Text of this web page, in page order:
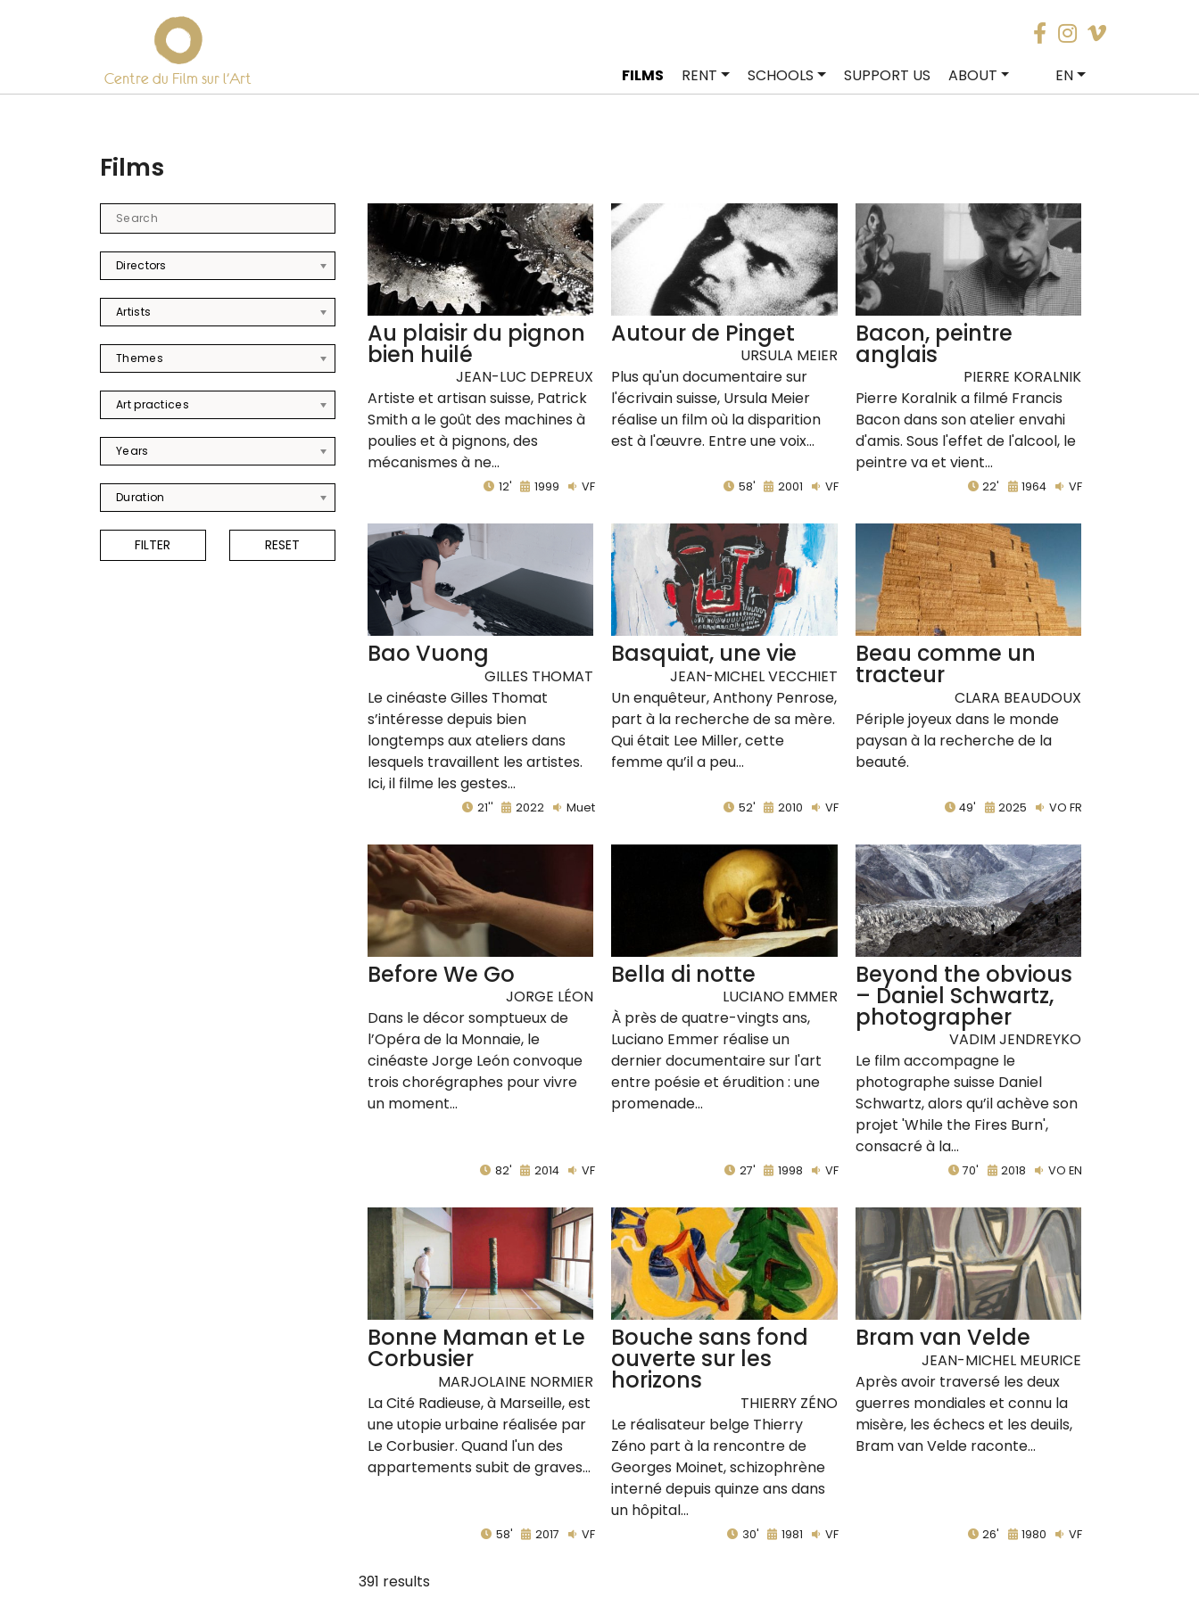
Centre du Film sur l’Art FILMS RENT SCHOOLS SUPPORT US ABOUT EN
Films
Directors
Artists
Themes
Art practices
Years
Duration
Au plaisir du pignon
bien huilé
JEAN-LUC DEPREUX
Artiste et artisan suisse, Patrick
Smith a le goût des machines à
poulies et à pignons, des
mécanismes à ne...
12' 1999 VF
Autour de Pinget
URSULA MEIER
Plus qu'un documentaire sur
l'écrivain suisse, Ursula Meier
réalise un film où la disparition
est à l'œuvre. Entre une voix...
58' 2001 VF
Bacon, peintre
anglais
PIERRE KORALNIK
Pierre Koralnik a filmé Francis
Bacon dans son atelier envahi
d'amis. Sous l'effet de l'alcool, le
peintre va et vient...
22' 1964 VF
Bao Vuong
GILLES THOMAT
Le cinéaste Gilles Thomat
s’intéresse depuis bien
longtemps aux ateliers dans
lesquels travaillent les artistes.
Ici, il filme les gestes...
21'' 2022 Muet
Basquiat, une vie
JEAN-MICHEL VECCHIET
Un enquêteur, Anthony Penrose,
part à la recherche de sa mère.
Qui était Lee Miller, cette
femme qu’il a peu...
52' 2010 VF
Beau comme un
tracteur
CLARA BEAUDOUX
Périple joyeux dans le monde
paysan à la recherche de la
beauté.
49' 2025 VO FR
Before We Go
JORGE LÉON
Dans le décor somptueux de
l’Opéra de la Monnaie, le
cinéaste Jorge León convoque
trois chorégraphes pour vivre
un moment...
82' 2014 VF
Bella di notte
LUCIANO EMMER
À près de quatre-vingts ans,
Luciano Emmer réalise un
dernier documentaire sur l'art
entre poésie et érudition : une
promenade...
27' 1998 VF
Beyond the obvious
– Daniel Schwartz,
photographer
VADIM JENDREYKO
Le film accompagne le
photographe suisse Daniel
Schwartz, alors qu’il achève son
projet 'While the Fires Burn',
consacré à la...
70' 2018 VO EN
Bonne Maman et Le
Corbusier
MARJOLAINE NORMIER
La Cité Radieuse, à Marseille, est
une utopie urbaine réalisée par
Le Corbusier. Quand l'un des
appartements subit de graves...
58' 2017 VF
Bouche sans fond
ouverte sur les
horizons
THIERRY ZÉNO
Le réalisateur belge Thierry
Zéno part à la rencontre de
Georges Moinet, schizophrène
interné depuis quinze ans dans
un hôpital...
30' 1981 VF
Bram van Velde
JEAN-MICHEL MEURICE
Après avoir traversé les deux
guerres mondiales et connu la
misère, les échecs et les deuils,
Bram van Velde raconte...
26' 1980 VF
391 results